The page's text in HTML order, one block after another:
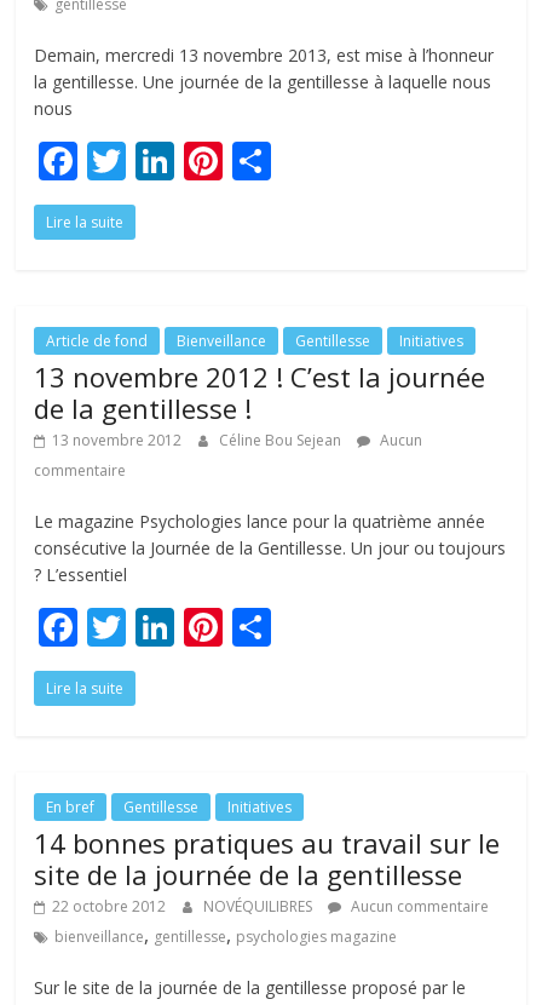
gentillesse
Demain, mercredi 13 novembre 2013, est mise à l’honneur
la gentillesse. Une journée de la gentillesse à laquelle nous
nous
F
ac
e
o
o
k
T
w
itt
Li
dI
n
Pi
st er
Lire la suite
Article de fond Bienveillance Gentillesse Initiatives
13 novembre 2012 ! C’est la journée
de la gentillesse !
13 novembre 2012 Céline Bou Sejean
Aucun
commentaire
Le magazine Psychologies lance pour la quatrième année
consécutive la Journée de la Gentillesse. Un jour ou toujours
? L’essentiel
F
ac
e
o
o
k
T
w
itt
Li
dI
n
Pi
st er
Lire la suite
En bref Gentillesse Initiatives
14 bonnes pratiques au travail sur le
site de la journée de la gentillesse
22 octobre 2012 NOVÉQUILIBRES
Aucun commentaire
bienveillance, gentillesse, psychologies magazine
Sur le site de la journée de la gentillesse proposé par le